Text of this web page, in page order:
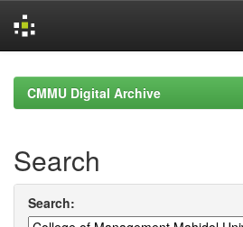
navigationCMMU Digital Archive
Search
Search: